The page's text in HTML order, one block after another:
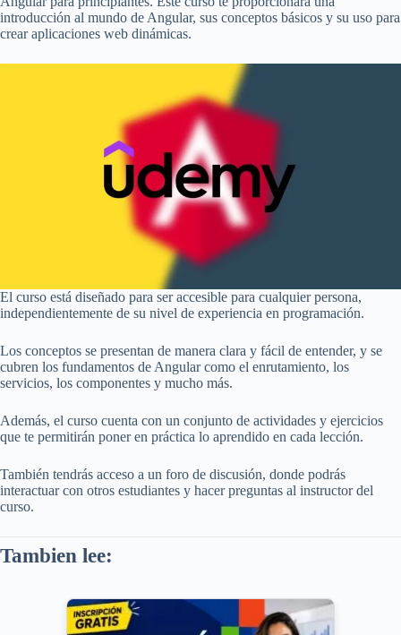
introducción al mundo de Angular, sus conceptos básicos y su uso para
crear aplicaciones web dinámicas.
El curso está diseñado para ser accesible para cualquier persona,
independientemente de su nivel de experiencia en programación.
Los conceptos se presentan de manera clara y fácil de entender, y se
cubren los fundamentos de Angular como el enrutamiento, los
servicios, los componentes y mucho más.
Además, el curso cuenta con un conjunto de actividades y ejercicios
que te permitirán poner en práctica lo aprendido en cada lección.
También tendrás acceso a un foro de discusión, donde podrás
interactuar con otros estudiantes y hacer preguntas al instructor del
curso.
Tambien lee: